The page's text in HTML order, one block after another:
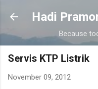
Hadi
Because
Servis KTP Listrik
November 09, 2012